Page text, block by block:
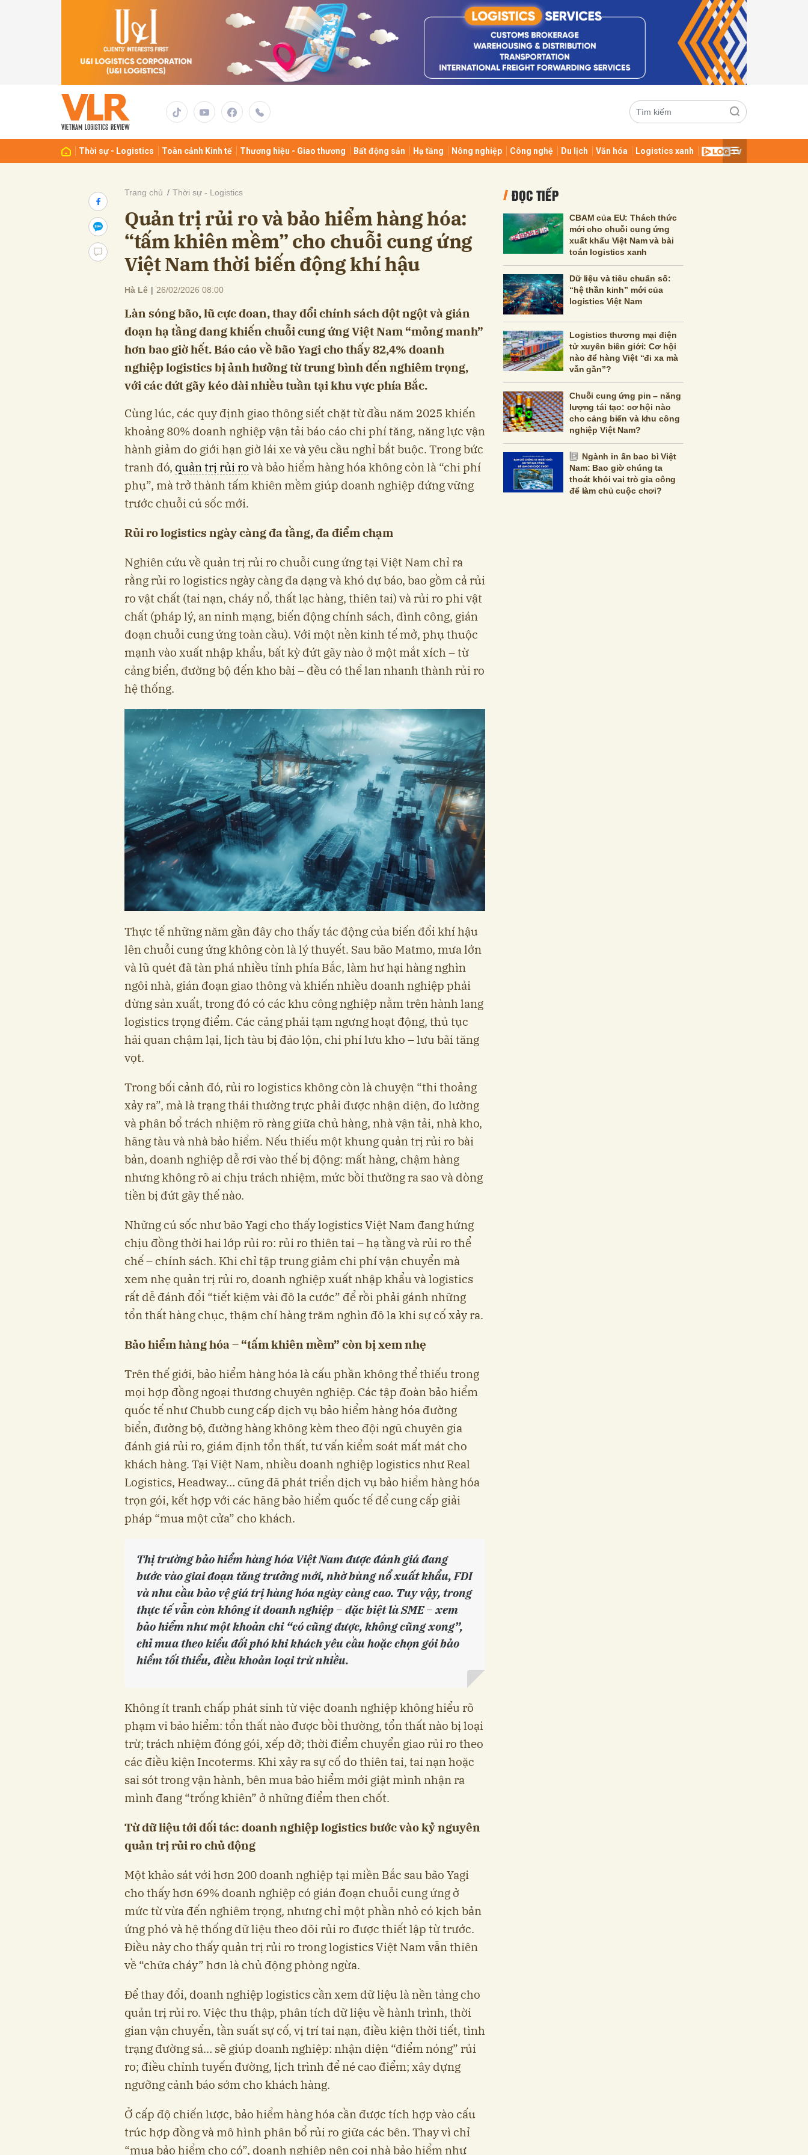
Thời sự - Logistics Toàn cảnh Kinh tế Thương hiệu - Giao thương Bất động sản Hạ tầng Nông nghiệp Công nghệ Du lịch Văn hóa Logistics xanh
Trang chủ Thời sự - Logistics
Quản trị rủi ro và bảo hiểm hàng hóa:
“tấm khiên mềm” cho chuỗi cung ứng
Việt Nam thời biến động khí hậu
Hà Lê | 26/02/2026 08:00
Làn sóng bão, lũ cực đoan, thay đổi chính sách đột ngột và gián
đoạn hạ tầng đang khiến chuỗi cung ứng Việt Nam “mỏng manh”
hơn bao giờ hết. Báo cáo về bão Yagi cho thấy 82,4% doanh
nghiệp logistics bị ảnh hưởng từ trung bình đến nghiêm trọng,
với các đứt gãy kéo dài nhiều tuần tại khu vực phía Bắc.
Cùng lúc, các quy định giao thông siết chặt từ đầu năm 2025 khiến
khoảng 80% doanh nghiệp vận tải báo cáo chi phí tăng, năng lực vận
hành giảm do giới hạn giờ lái xe và yêu cầu nghỉ bắt buộc. Trong bức
tranh đó, quản trị rủi ro và bảo hiểm hàng hóa không còn là “chi phí
phụ”, mà trở thành tấm khiên mềm giúp doanh nghiệp đứng vững
trước chuỗi cú sốc mới.
Rủi ro logistics ngày càng đa tầng, đa điểm chạm
Nghiên cứu về quản trị rủi ro chuỗi cung ứng tại Việt Nam chỉ ra
rằng rủi ro logistics ngày càng đa dạng và khó dự báo, bao gồm cả rủi
ro vật chất (tai nạn, cháy nổ, thất lạc hàng, thiên tai) và rủi ro phi vật
chất (pháp lý, an ninh mạng, biến động chính sách, đình công, gián
đoạn chuỗi cung ứng toàn cầu). Với một nền kinh tế mở, phụ thuộc
mạnh vào xuất nhập khẩu, bất kỳ đứt gãy nào ở một mắt xích – từ
cảng biển, đường bộ đến kho bãi – đều có thể lan nhanh thành rủi ro
hệ thống.
Thực tế những năm gần đây cho thấy tác động của biến đổi khí hậu
lên chuỗi cung ứng không còn là lý thuyết. Sau bão Matmo, mưa lớn
và lũ quét đã tàn phá nhiều tỉnh phía Bắc, làm hư hại hàng nghìn
ngôi nhà, gián đoạn giao thông và khiến nhiều doanh nghiệp phải
dừng sản xuất, trong đó có các khu công nghiệp nằm trên hành lang
logistics trọng điểm. Các cảng phải tạm ngưng hoạt động, thủ tục
hải quan chậm lại, lịch tàu bị đảo lộn, chi phí lưu kho – lưu bãi tăng
vọt.
Trong bối cảnh đó, rủi ro logistics không còn là chuyện “thi thoảng
xảy ra”, mà là trạng thái thường trực phải được nhận diện, đo lường
và phân bổ trách nhiệm rõ ràng giữa chủ hàng, nhà vận tải, nhà kho,
hãng tàu và nhà bảo hiểm. Nếu thiếu một khung quản trị rủi ro bài
bản, doanh nghiệp dễ rơi vào thế bị động: mất hàng, chậm hàng
nhưng không rõ ai chịu trách nhiệm, mức bồi thường ra sao và dòng
tiền bị đứt gãy thế nào.
Những cú sốc như bão Yagi cho thấy logistics Việt Nam đang hứng
chịu đồng thời hai lớp rủi ro: rủi ro thiên tai – hạ tầng và rủi ro thể
chế – chính sách. Khi chỉ tập trung giảm chi phí vận chuyển mà
xem nhẹ quản trị rủi ro, doanh nghiệp xuất nhập khẩu và logistics
rất dễ đánh đổi “tiết kiệm vài đô la cước” để rồi phải gánh những
tổn thất hàng chục, thậm chí hàng trăm nghìn đô la khi sự cố xảy ra.
Bảo hiểm hàng hóa – “tấm khiên mềm” còn bị xem nhẹ
Trên thế giới, bảo hiểm hàng hóa là cấu phần không thể thiếu trong
mọi hợp đồng ngoại thương chuyên nghiệp. Các tập đoàn bảo hiểm
quốc tế như Chubb cung cấp dịch vụ bảo hiểm hàng hóa đường
biển, đường bộ, đường hàng không kèm theo đội ngũ chuyên gia
đánh giá rủi ro, giám định tổn thất, tư vấn kiểm soát mất mát cho
khách hàng. Tại Việt Nam, nhiều doanh nghiệp logistics như Real
Logistics, Headway… cũng đã phát triển dịch vụ bảo hiểm hàng hóa
trọn gói, kết hợp với các hãng bảo hiểm quốc tế để cung cấp giải
pháp “mua một cửa” cho khách.
Thị trường bảo hiểm hàng hóa Việt Nam được đánh giá đang
bước vào giai đoạn tăng trưởng mới, nhờ bùng nổ xuất khẩu, FDI
và nhu cầu bảo vệ giá trị hàng hóa ngày càng cao. Tuy vậy, trong
thực tế vẫn còn không ít doanh nghiệp – đặc biệt là SME – xem
bảo hiểm như một khoản chi “có cũng được, không cũng xong”,
chỉ mua theo kiểu đối phó khi khách yêu cầu hoặc chọn gói bảo
hiểm tối thiểu, điều khoản loại trừ nhiều.
Không ít tranh chấp phát sinh từ việc doanh nghiệp không hiểu rõ
phạm vi bảo hiểm: tổn thất nào được bồi thường, tổn thất nào bị loại
trừ; trách nhiệm đóng gói, xếp dỡ; thời điểm chuyển giao rủi ro theo
các điều kiện Incoterms. Khi xảy ra sự cố do thiên tai, tai nạn hoặc
sai sót trong vận hành, bên mua bảo hiểm mới giật mình nhận ra
mình đang “trống khiên” ở những điểm then chốt.
Từ dữ liệu tới đối tác: doanh nghiệp logistics bước vào kỷ nguyên
quản trị rủi ro chủ động
Một khảo sát với hơn 200 doanh nghiệp tại miền Bắc sau bão Yagi
cho thấy hơn 69% doanh nghiệp có gián đoạn chuỗi cung ứng ở
mức từ vừa đến nghiêm trọng, nhưng chỉ một phần nhỏ có kịch bản
ứng phó và hệ thống dữ liệu theo dõi rủi ro được thiết lập từ trước.
Điều này cho thấy quản trị rủi ro trong logistics Việt Nam vẫn thiên
về “chữa cháy” hơn là chủ động phòng ngừa.
Để thay đổi, doanh nghiệp logistics cần xem dữ liệu là nền tảng cho
quản trị rủi ro. Việc thu thập, phân tích dữ liệu về hành trình, thời
gian vận chuyển, tần suất sự cố, vị trí tai nạn, điều kiện thời tiết, tình
trạng đường sá… sẽ giúp doanh nghiệp: nhận diện “điểm nóng” rủi
ro; điều chỉnh tuyến đường, lịch trình để né cao điểm; xây dựng
ngưỡng cảnh báo sớm cho khách hàng.
Ở cấp độ chiến lược, bảo hiểm hàng hóa cần được tích hợp vào cấu
trúc hợp đồng và mô hình phân bổ rủi ro giữa các bên. Thay vì chỉ
“mua bảo hiểm cho có”, doanh nghiệp nên coi nhà bảo hiểm như
ĐỌC TIẾP
CBAM của EU: Thách thức
mới cho chuỗi cung ứng
xuất khẩu Việt Nam và bài
toán logistics xanh
Dữ liệu và tiêu chuẩn số:
“hệ thần kinh” mới của
logistics Việt Nam
Logistics thương mại điện
tử xuyên biên giới: Cơ hội
nào để hàng Việt “đi xa mà
vẫn gần”?
Chuỗi cung ứng pin – năng
lượng tái tạo: cơ hội nào
cho cảng biển và khu công
nghiệp Việt Nam?
Ngành in ấn bao bì Việt
Nam: Bao giờ chúng ta
thoát khỏi vai trò gia công
để làm chủ cuộc chơi?
Gửi bình luận